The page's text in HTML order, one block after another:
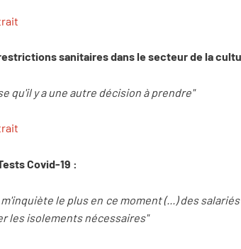
sanitaires dans le secteur de la
qu'il y a une autre décision à prendre"
Covid-19 :
m'inquiète le plus en ce moment (...) des
les isolements nécessaires"